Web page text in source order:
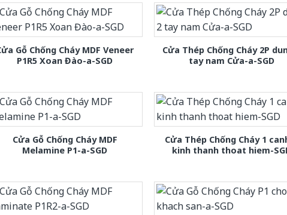
Gỗ Chống Cháy MDF Veneer
P1R5 Xoan Đào-a-SGD
Cửa Thép Chống Cháy 2P
tay nam Cửa-a-SGD
Cửa Gỗ Chống Cháy MDF
Melamine P1-a-SGD
Cửa Thép Chống Cháy 1
kinh thanh thoat hiem-